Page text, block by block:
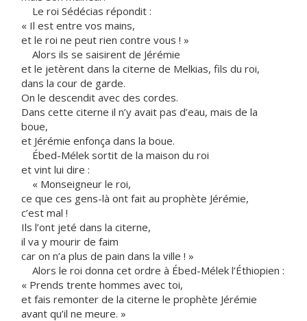
Le roi Sédécias répondit :
« Il est entre vos mains,
et le roi ne peut rien contre vous ! »
Alors ils se saisirent de Jérémie
et le jetèrent dans la citerne de Melkias, fils du roi,
dans la cour de garde.
On le descendit avec des cordes.
Dans cette citerne il n’y avait pas d’eau, mais de la
boue,
et Jérémie enfonça dans la boue.
Ébed-Mélek sortit de la maison du roi
et vint lui dire :
« Monseigneur le roi,
ce que ces gens-là ont fait au prophète Jérémie,
c’est mal !
Ils l’ont jeté dans la citerne,
il va y mourir de faim
car on n’a plus de pain dans la ville ! »
Alors le roi donna cet ordre à Ébed-Mélek l’Éthiopien :
« Prends trente hommes avec toi,
et fais remonter de la citerne le prophète Jérémie
avant qu’il ne meure. »